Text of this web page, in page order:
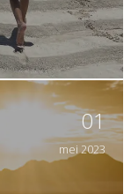
01
mei 2023